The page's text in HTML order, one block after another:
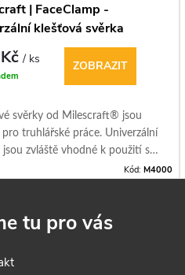
| FaceClamp -
klešťová svěrka
/ ks ZOBRAZIT
svěrky od Milescraft® jsou
pro truhlářské práce. Univerzální
jsou zvláště vhodné k použití se
Kód: M4000
tu pro vás